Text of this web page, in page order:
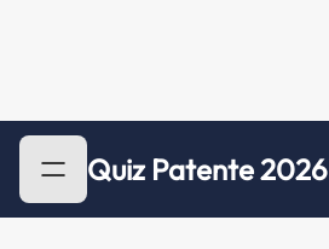
Quiz Patente 2026